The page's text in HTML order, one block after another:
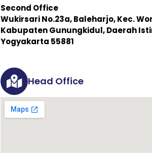
Second Office
Wukirsari No.23a, Baleharjo, Kec.
Kabupaten Gunungkidul, Daerah
Yogyakarta 55881
Head Office